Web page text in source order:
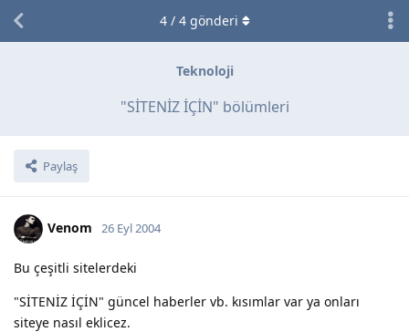
Teknoloji
"SİTENİZ İÇİN" bölümleri
Paylaş
4/ 4gönderi
Venom 26 Eyl 2004
Bu çeşitli sitelerdeki
"SİTENİZ İÇİN" güncel haberler vb. kısımlar var ya onları
siteye nasıl eklicez.